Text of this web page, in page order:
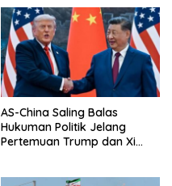
AS-China Saling Balas
Hukuman Politik Jelang
Pertemuan Trump dan Xi